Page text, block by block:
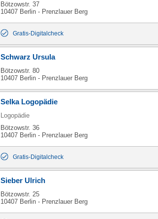
Bötzowstr. 37
10407 Berlin - Prenzlauer Berg
Gratis-Digitalcheck
Schwarz Ursula
Bötzowstr. 80
10407 Berlin - Prenzlauer Berg
Selka Logopädie
Logopädie
Bötzowstr. 36
10407 Berlin - Prenzlauer Berg
Gratis-Digitalcheck
Sieber Ulrich
Bötzowstr. 25
10407 Berlin - Prenzlauer Berg